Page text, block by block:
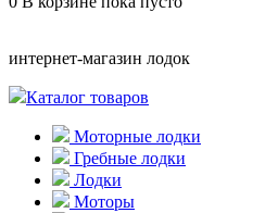
интернет-магазин лодок
Каталог товаров
Моторные лодки
Гребные лодки
Лодки
Моторы